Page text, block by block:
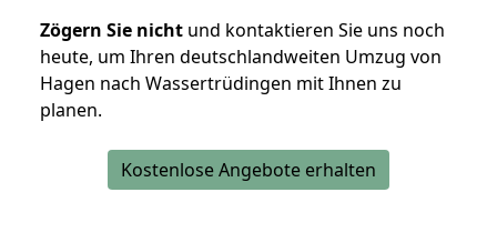
Zögern Sie nicht und kontaktieren Sie uns noch
heute, um Ihren deutschlandweiten Umzug von
Hagen nach Wassertrüdingen mit Ihnen zu
planen.
Kostenlose Angebote erhalten